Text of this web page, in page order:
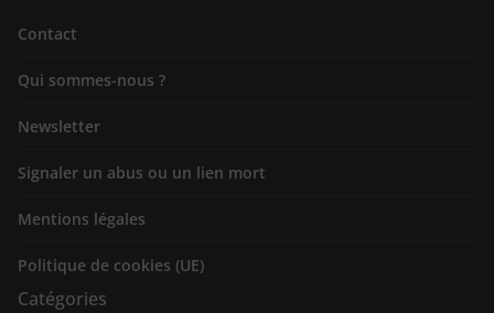
Contact
Qui sommes-nous ?
Newsletter
Signaler un abus ou un lien mort
Mentions légales
Politique de cookies (UE)
Catégories